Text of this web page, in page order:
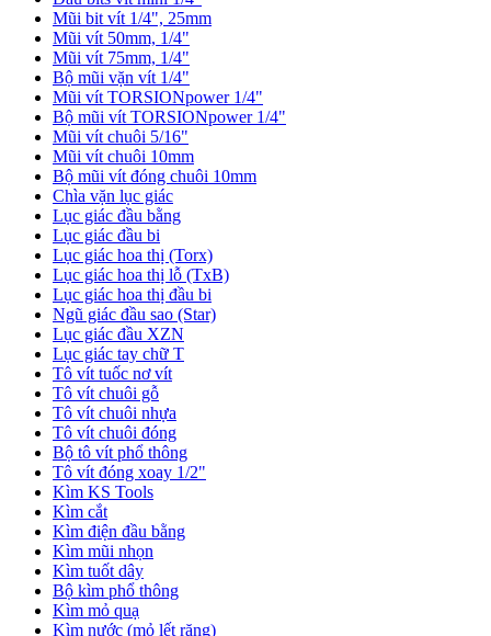
Mũi bit vít 1/4", 25mm
Mũi vít 50mm, 1/4"
Mũi vít 75mm, 1/4"
Bộ mũi vặn vít 1/4"
Mũi vít TORSIONpower 1/4"
Bộ mũi vít TORSIONpower 1/4"
Mũi vít chuôi 5/16"
Mũi vít chuôi 10mm
Bộ mũi vít đóng chuôi 10mm
Chìa vặn lục giác
Lục giác đầu bằng
Lục giác đầu bi
Lục giác hoa thị (Torx)
Lục giác hoa thị lỗ (TxB)
Lục giác hoa thị đầu bi
Ngũ giác đầu sao (Star)
Lục giác đầu XZN
Lục giác tay chữ T
Tô vít tuốc nơ vít
Tô vít chuôi gỗ
Tô vít chuôi nhựa
Tô vít chuôi đóng
Bộ tô vít phổ thông
Tô vít đóng xoay 1/2"
Kìm KS Tools
Kìm cắt
Kìm điện đầu bằng
Kìm mũi nhọn
Kìm tuốt dây
Bộ kìm phổ thông
Kìm mỏ quạ
Kìm nước (mỏ lết răng)